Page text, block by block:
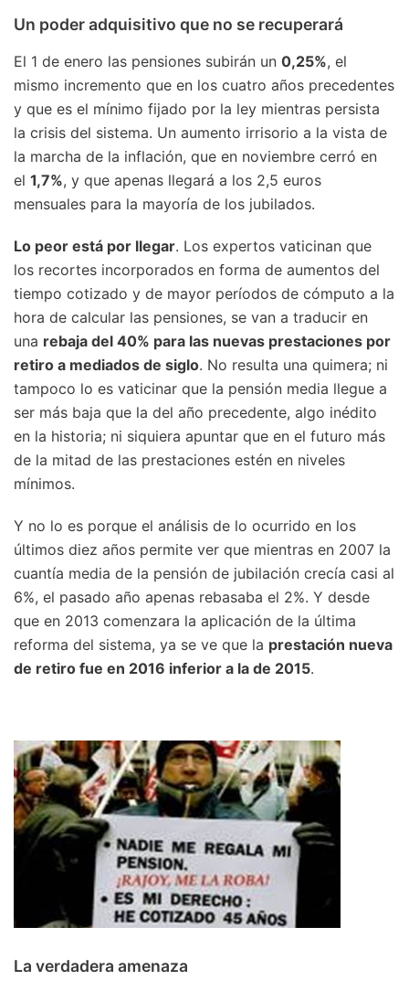
Un poder adquisitivo que no se recuperará
El 1 de enero las pensiones subirán un 0,25%, el
mismo incremento que en los cuatro años precedentes
y que es el mínimo fijado por la ley mientras persista
la crisis del sistema. Un aumento irrisorio a la vista de
la marcha de la inflación, que en noviembre cerró en
el 1,7%, y que apenas llegará a los 2,5 euros
mensuales para la mayoría de los jubilados.
Lo peor está por llegar. Los expertos vaticinan que
los recortes incorporados en forma de aumentos del
tiempo cotizado y de mayor períodos de cómputo a la
hora de calcular las pensiones, se van a traducir en
una rebaja del 40% para las nuevas prestaciones por
retiro a mediados de siglo. No resulta una quimera; ni
tampoco lo es vaticinar que la pensión media llegue a
ser más baja que la del año precedente, algo inédito
en la historia; ni siquiera apuntar que en el futuro más
de la mitad de las prestaciones estén en niveles
mínimos.
Y no lo es porque el análisis de lo ocurrido en los
últimos diez años permite ver que mientras en 2007 la
cuantía media de la pensión de jubilación crecía casi al
6%, el pasado año apenas rebasaba el 2%. Y desde
que en 2013 comenzara la aplicación de la última
reforma del sistema, ya se ve que la prestación nueva
de retiro fue en 2016 inferior a la de 2015.
La verdadera amenaza